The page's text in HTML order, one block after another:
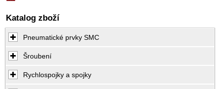
Katalog zboží
Pneumatické prvky SMC
Šroubení
Rychlospojky a spojky